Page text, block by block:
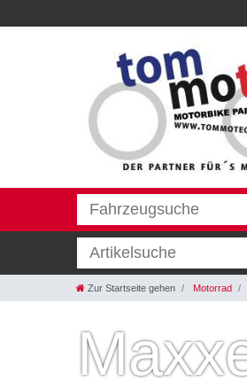
Zur Startseite gehen Motorrad